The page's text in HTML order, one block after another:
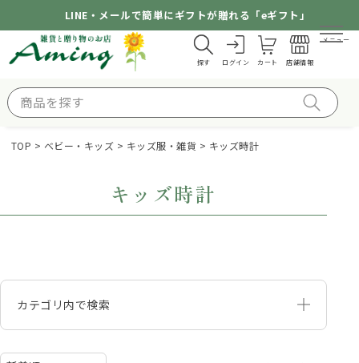
LINE・メールで簡単にギフトが贈れる「eギフト」
探す ログイン カート 店舗情報
メニュー
TOP ベビー・キッズ キッズ服・雑貨 キッズ時計
キッズ時計
カテゴリ内で検索